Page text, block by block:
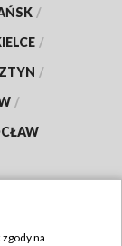
/
/
/
/
na